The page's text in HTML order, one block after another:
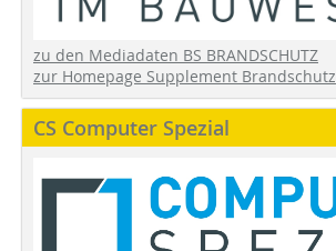
zu den Mediadaten BS BRANDSCHUTZ
zur Homepage Supplement Brandschutz
CS Computer Spezial